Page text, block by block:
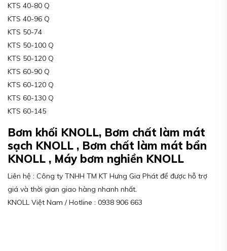
KTS 40-80 Q
KTS 40-96 Q
KTS 50-74
KTS 50-100 Q
KTS 50-120 Q
KTS 60-90 Q
KTS 60-120 Q
KTS 60-130 Q
KTS 60-145
Bơm khối KNOLL, Bơm chất làm mát
sạch KNOLL , Bơm chất làm mát bẩn
KNOLL , Máy bơm nghiền KNOLL
Liên hệ : Công ty TNHH TM KT Hưng Gia Phát để được hỗ trợ
giá và thời gian giao hàng nhanh nhất.
KNOLL Việt Nam / Hotline : 0938 906 663